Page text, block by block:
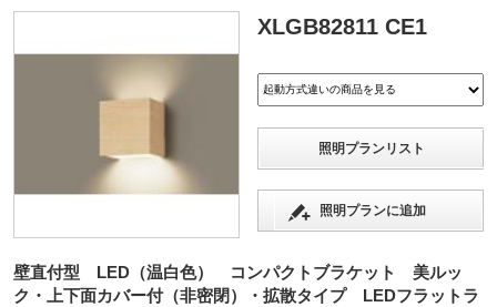
XLGB82811 CE1
照明プランリスト
照明プランに追加
壁直付型 LED（温白色） コンパクトブラケット 美ルッ
ク・上下面カバー付（非密閉）・拡散タイプ LEDフラットラ